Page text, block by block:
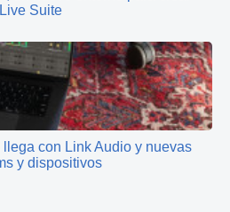
Suite
con Link Audio y nuevas
y dispositivos